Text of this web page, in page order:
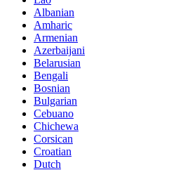
Albanian
Amharic
Armenian
Azerbaijani
Belarusian
Bengali
Bosnian
Bulgarian
Cebuano
Chichewa
Corsican
Croatian
Dutch